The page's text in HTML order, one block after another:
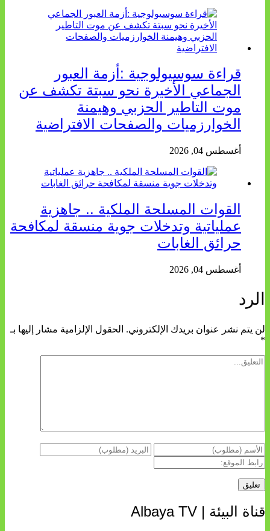
قراءة سوسيولوجية :أزمة العبور
الجماعي الأخيرة نحو سبتة تكشف عن
موت التاطير الحزبي وهيمنة
الخوارزميات والصفحات الافتراضية
أغسطس 04, 2026
القوات المسلحة الملكية .. جاهزية
عملياتية وتدخلات جوية منسقة لمكافحة
حرائق الغابات
أغسطس 04, 2026
الرد
لن يتم نشر عنوان بريدك الإلكتروني. الحقول الإلزامية مشار إليها بـ
*
قناة البيئة | Albaya TV